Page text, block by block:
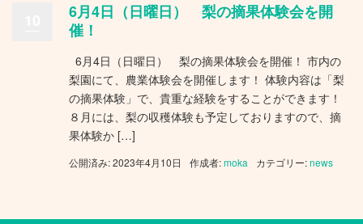
6月4日（日曜日） 梨の摘果体験会を開
催！
6月4日（日曜日） 梨の摘果体験会を開催！ 市内の
梨園にて、農業体験会を開催します！ 体験内容は「梨
の摘果体験」で、貴重な経験をすることができます！
８月には、梨の収穫体験も予定しておりますので、摘
果体験か […]
公開済み: 2023年4月10日 作成者:moka カテゴリー:news